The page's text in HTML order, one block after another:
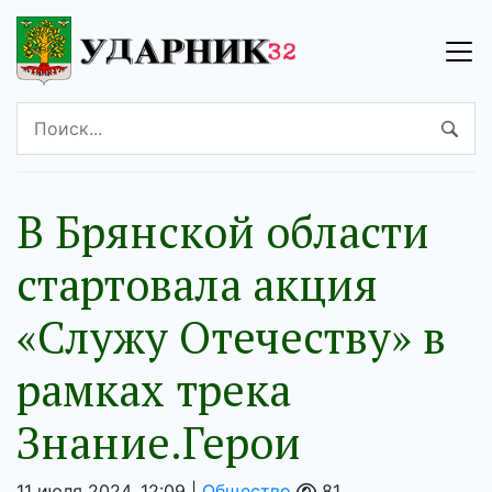
В Брянской области
стартовала акция
«Служу Отечеству» в
рамках трека
Знание.Герои